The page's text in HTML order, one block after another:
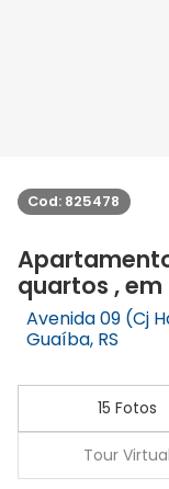
Cod: 825478
quartos , em
Avenida 09 (Cj
Guaíba, RS
15 Fotos
Tour Virtual